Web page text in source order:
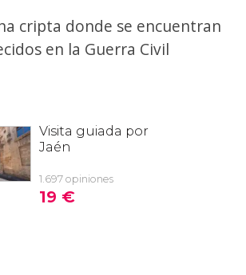
cripta donde se encuentran
en la Guerra Civil